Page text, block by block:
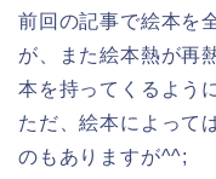
前回の記事で絵本を
が、また絵本熱が再
本を持ってくるよう
ただ、絵本によって
のもありますが^^;